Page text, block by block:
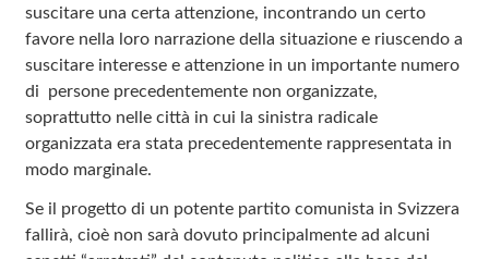
suscitare una certa attenzione, incontrando un certo
favore nella loro narrazione della situazione e riuscendo a
suscitare interesse e attenzione in un importante numero
di persone precedentemente non organizzate,
soprattutto nelle città in cui la sinistra radicale
organizzata era stata precedentemente rappresentata in
modo marginale.
Se il progetto di un potente partito comunista in Svizzera
fallirà, cioè non sarà dovuto principalmente ad alcuni